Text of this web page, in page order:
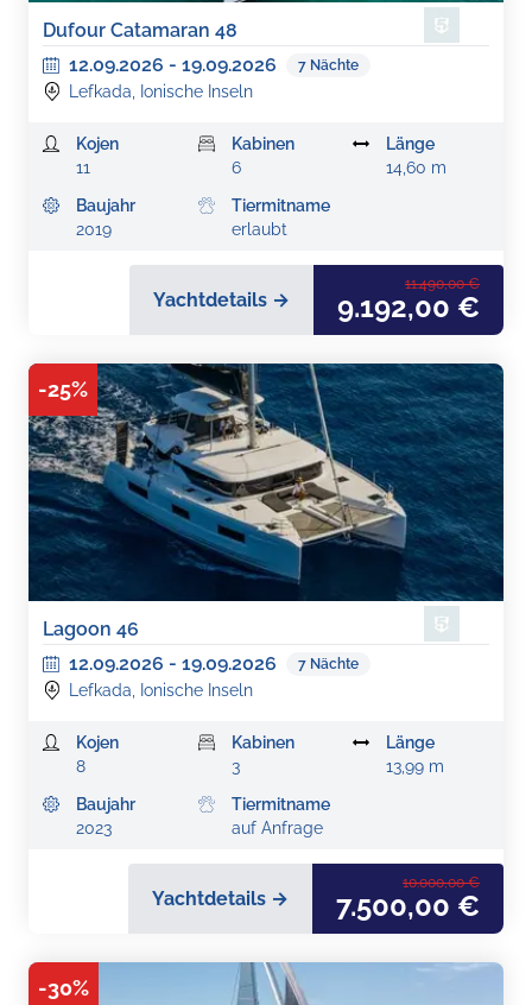
Dufour Catamaran 48
12.09.2026 - 19.09.2026 7 Nächte
Lefkada, Ionische Inseln
Kojen
11
Kabinen
6
Länge
14,60 m
Baujahr
2019
Tiermitname
erlaubt
Yachtdetails →
11.490,00 €
9.192,00 €
-25%
Lagoon 46
12.09.2026 - 19.09.2026 7 Nächte
Lefkada, Ionische Inseln
Kojen
8
Kabinen
3
Länge
13,99 m
Baujahr
2023
Tiermitname
auf Anfrage
Yachtdetails →
10.000,00 €
7.500,00 €
-30%